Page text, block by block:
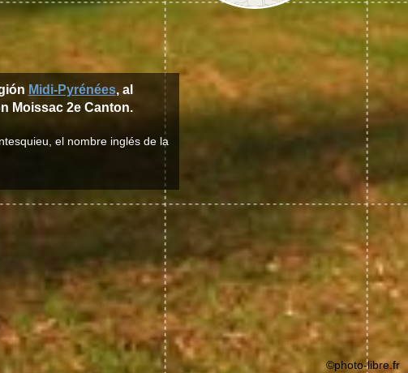
Midi-Pyrénées, al
Moissac 2e Canton.
el nombre inglés de la
©photo-libre.fr